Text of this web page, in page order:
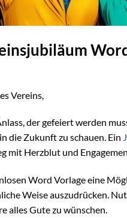
Vereins,
der gefeiert werden
die Zukunft zu schauen. Ein
mit Herzblut und
Word Vorlage eine
Weise auszudrücken.
alles Gute zu wünschen.